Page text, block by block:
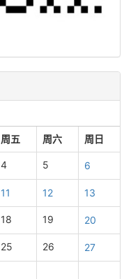
周五 周六 周日
4 5 6
11 12 13
18 19 20
25 26 27